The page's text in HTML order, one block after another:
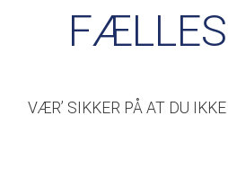
VÆR’ SIKKER PÅ AT DU